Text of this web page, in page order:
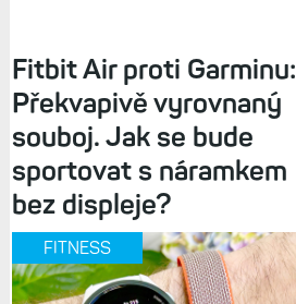
Fitbit Air proti Garminu:
Překvapivě vyrovnaný
souboj. Jak se bude
sportovat s náramkem
bez displeje?
FITNESS